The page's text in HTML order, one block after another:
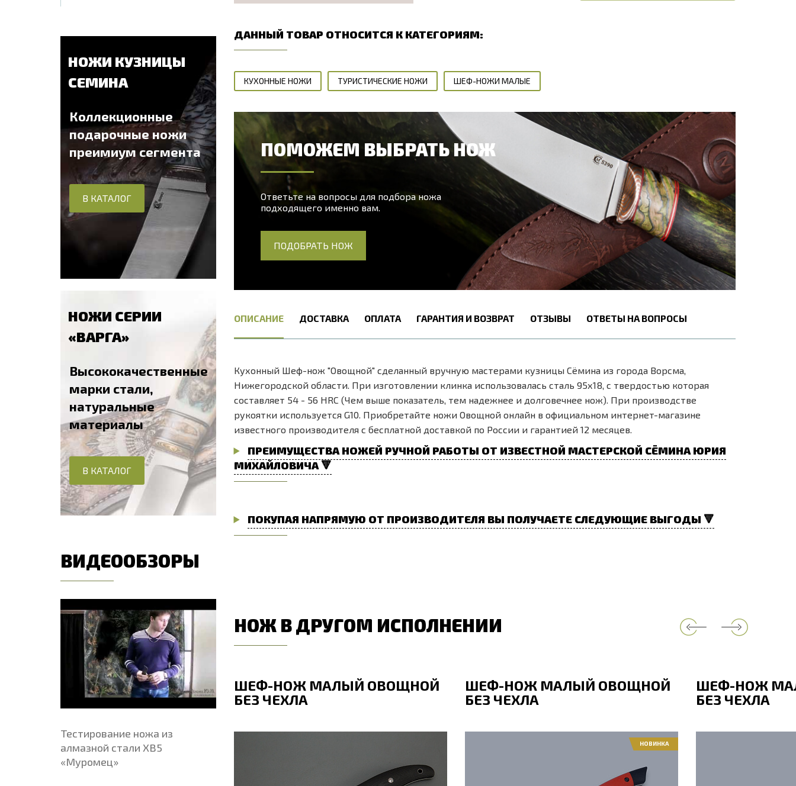
ДАННЫЙ ТОВАР ОТНОСИТСЯ К КАТЕГОРИЯМ:
КУХОННЫЕ НОЖИ ТУРИСТИЧЕСКИЕ НОЖИ ШЕФ-НОЖИ МАЛЫЕ
ПОМОЖЕМ ВЫБРАТЬ НОЖ
Ответьте на вопросы для подбора ножа
подходящего именно вам.
ПОДОБРАТЬ НОЖ
ОПИСАНИЕ ДОСТАВКА ОПЛАТА ГАРАНТИЯ И ВОЗВРАТ ОТЗЫВЫ ОТВЕТЫ НА ВОПРОСЫ
Кухонный Шеф-нож "Овощной" сделанный вручную мастерами кузницы Сёмина из города Ворсма,
Нижегородской области. При изготовлении клинка использовалась сталь 95х18, с твердостью которая
составляет 54 - 56 HRC (Чем выше показатель, тем надежнее и долговечнее нож). При производстве
рукоятки используется G10. Приобретайте ножи Овощной онлайн в официальном интернет-магазине
известного производителя с бесплатной доставкой по России и гарантией 12 месяцев.
ПРЕИМУЩЕСТВА НОЖЕЙ РУЧНОЙ РАБОТЫ ОТ ИЗВЕСТНОЙ МАСТЕРСКОЙ СЁМИНА ЮРИЯ
МИХАЙЛОВИЧА 🔻
ПОКУПАЯ НАПРЯМУЮ ОТ ПРОИЗВОДИТЕЛЯ ВЫ ПОЛУЧАЕТЕ СЛЕДУЮЩИЕ ВЫГОДЫ 🔻
НОЖ В ДРУГОМ ИСПОЛНЕНИИ
ШЕФ-НОЖ МАЛЫЙ ОВОЩНОЙ
Общая длина, мм
ШЕФ-НОЖ МАЛЫЙ ОВОЩНОЙ
БЕЗ ЧЕХЛА
208
98
ШЕФ-НОЖ МАЛЫЙ ОВОЩНОЙ
БЕЗ ЧЕХЛА
209
99
НОВИНКА
ШЕФ-НОЖ
БЕЗ ЧЕХЛА
НОЖИ КУЗНИЦЫ
СЕМИНА
Коллекционные
подарочные ножи
преимиум сегмента
В КАТАЛОГ
НОЖИ СЕРИИ
«ВАРГА»
Высококачественные
марки стали,
натуральные
материалы
В КАТАЛОГ
ВИДЕООБЗОРЫ
Тестирование ножа из
алмазной стали ХВ5
«Муромец»